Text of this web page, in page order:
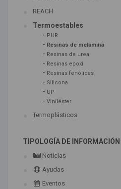
REACH
Termoestables
- PUR
- Resinas de melamina
- Resinas de urea
- Resinas epoxi
- Resinas fenólicas
- Silicona
- UP
- Viniléster
Termoplásticos
TIPOLOGÍA DE INFORMACIÓN
Noticias
Ayudas
Eventos